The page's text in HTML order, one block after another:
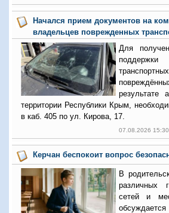
Начался прием документов на
владельцев поврежденных
Для
результате
территории Республики Крым,
в каб. 405 по ул. Кирова, 17.
07.08.2026
Керчан беспокоит вопрос
В
различных
сетей и